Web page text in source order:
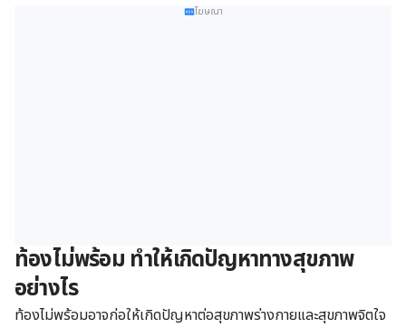
โฆษณา
ท้องไม่พร้อม ทำให้เกิดปัญหาทางสุขภาพ
อย่างไร
ท้องไม่พร้อมอาจก่อให้เกิดปัญหาต่อสุขภาพร่างกายและสุขภาพจิตใจ